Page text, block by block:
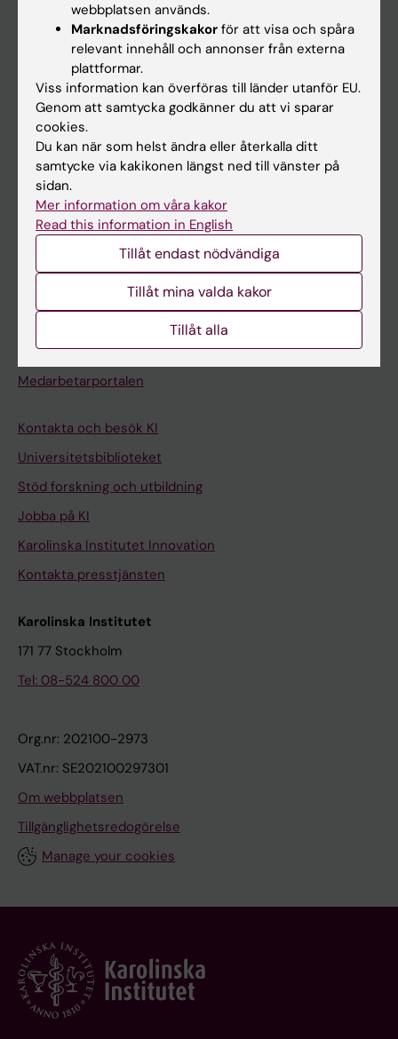
Kalender
Student
Ladok
Canvas
Schema
Studentmejlen
Kurs- och programwebbar
Medarbetare
Medarbetarportalen
Kontakta och besök KI
Universitetsbiblioteket
Stöd forskning och utbildning
Jobba på KI
Karolinska Institutet Innovation
Kontakta presstjänsten
Karolinska Institutet
171 77 Stockholm
Tel: 08-524 800 00
Org.nr: 202100-2973
VAT.nr: SE202100297301
Om webbplatsen
Tillgänglighetsredogörelse
Manage your cookies
webbplatsen används.
Marknadsföringskakor för att visa och spåra
relevant innehåll och annonser från externa
plattformar.
Viss information kan överföras till länder utanför EU.
Genom att samtycka godkänner du att vi sparar
cookies.
Du kan när som helst ändra eller återkalla ditt
samtycke via kakikonen längst ned till vänster på
sidan.
Mer information om våra kakor
Read this information in English
Tillåt endast nödvändiga
Tillåt mina valda kakor
Tillåt alla